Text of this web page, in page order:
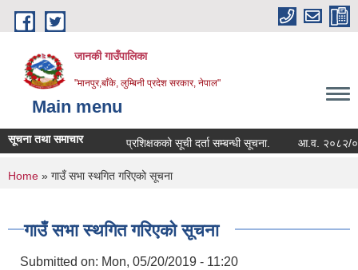
Skip to main content
जानकी गाउँपालिका
"मानपुर,बाँके, लुम्बिनी प्रदेश सरकार, नेपाल"
Main menu
सूचना तथा समाचार प्रशिक्षकको सूची दर्ता सम्बन्धी सूचना. आ.व. २०८२/०८३ को
You are here
Home » गाउँ सभा स्थगित गरिएको सूचना
गाउँ सभा स्थगित गरिएको सूचना
Submitted on: Mon, 05/20/2019 - 11:20